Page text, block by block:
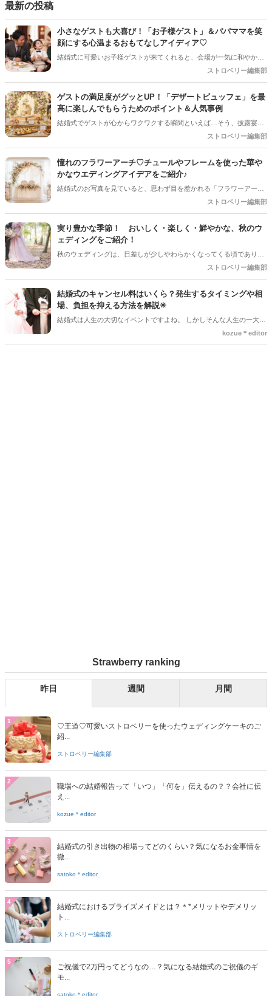
最新の投稿
小さなゲストも大喜び！「お子様ゲスト」＆パパママを笑
顔にする心温まるおもてなしアイディア♡
結婚式に可愛いお子様ゲストが来てくれると、会場が一気に和やかな
雰囲気になりますよね！でも、ご招待するプレ花嫁さんとしては「途
いないかな？」と、ちょっぴり心配になることも多いはず。 小さなゲ
ストと、子育て真っ最中のパパママ（ご友人）に「本当に参列してよ
かった！」と思ってもらうためには、ちょっとした心遣いや事前準備
が大切です。今回は、お子様ゲストとご家族に安心して楽しんでもら
うための、素敵なおもてなしアイディアをご紹介します！
ストロベリー編集部
ゲストの満足度がグッとUP！「デザートビュッフェ」を最
高に楽しんでもらうためのポイント＆人気事例
結婚式でゲストが心からワクワクする瞬間といえば…そう、披露宴後
半の「デザートタイム」です！中でも、ガーデンやロビーにずらりと
は、ゲストのテンションが一番上がる大人気の演出ですよね。今回は
デザートビュッフェで絶対に押さえておきたいポイントと、実際に大
好評だった事例をご紹介します！
ストロベリー編集部
憧れのフラワーアーチ♡チュールやフレームを使った華や
かなウエディングアイデアをご紹介♪
結婚式のお写真を見ていると、思わず目を惹かれる「フラワーアー
チ」♡ お花をたっぷり使ったアーチはもちろん、チュールやフレーム
るコーディネートが人気を集めています♪ 挙式会場や高砂、ウエルカ
ムスペース、フォトブースなど、さまざまな場所で取り入れられるの
も魅力のひとつ＊ 今回は、フラワーアーチの魅力や、おしゃれなアレ
ンジアイデアをご紹介します♡
ストロベリー編集部
実り豊かな季節！ おいしく・楽しく・鮮やかな、秋のウ
ェディングをご紹介！
秋のウェディングは、日差しが少しやわらかくなってくる頃であり、
色々なことへの行動的がみなぎってくる季節。同時に、おいしいもの
クして準備を進めましょう♪
ストロベリー編集部
結婚式のキャンセル料はいくら？発生するタイミングや相
場、負担を抑える方法を解説✳︎
結婚式は人生の大切なイベントですよね。 しかしそんな人生の一大イ
ベントでも、やむを得ない事情で延期や中止、キャンセルを検討しな
kozue＊editor
Strawberry ranking
昨日 週間 月間
1
♡王道♡可愛いストロベリーを使ったウェディングケーキのご
紹...
ストロベリー編集部
2
職場への結婚報告って「いつ」「何を」伝えるの？？会社に伝
え...
kozue＊editor
3
結婚式の引き出物の相場ってどのくらい？気になるお金事情を
徹...
satoko＊editor
4
結婚式におけるブライズメイドとは？＊*メリットやデメリッ
ト...
ストロベリー編集部
5
ご祝儀で2万円ってどうなの…？気になる結婚式のご祝儀のギ
モ...
satoko＊editor